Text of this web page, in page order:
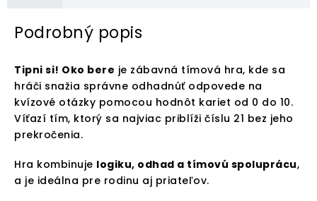
Podrobný popis
Tipni si! Oko bere je zábavná tímová hra, kde sa
hráči snažia správne odhadnúť odpovede na
kvízové otázky pomocou hodnôt kariet od 0 do 10.
Víťazí tím, ktorý sa najviac priblíži číslu 21 bez jeho
prekročenia.
Hra kombinuje logiku, odhad a tímovú spoluprácu,
a je ideálna pre rodinu aj priateľov.